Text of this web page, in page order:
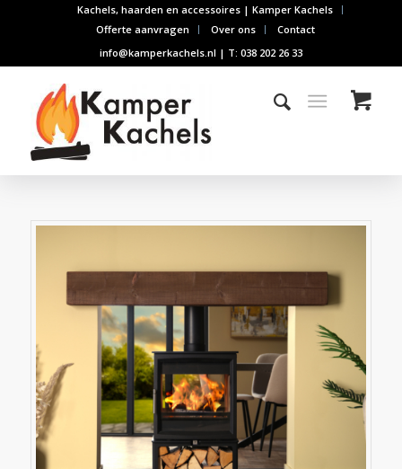
Kachels, haarden en accessoires | Kamper Kachels
Offerte aanvragen
Over ons
Contact
info@kamperkachels.nl | T: 038 202 26 33